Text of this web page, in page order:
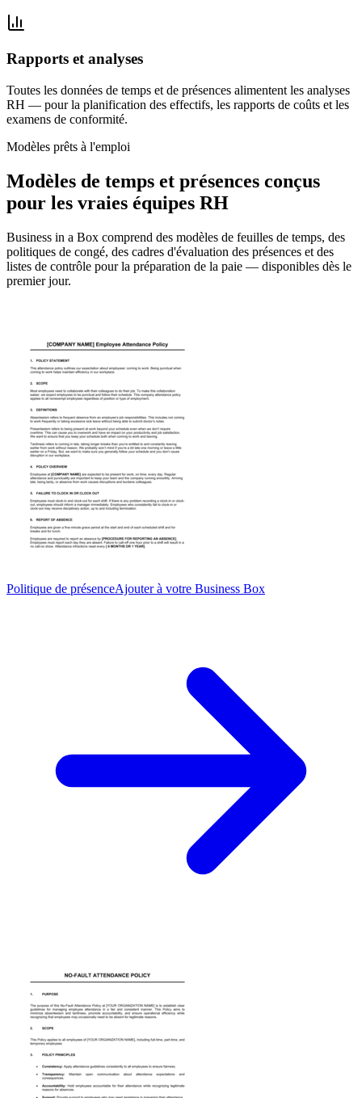
Rapports et analyses
Toutes les données de temps et de présences alimentent les analyses
RH — pour la planification des effectifs, les rapports de coûts et les
examens de conformité.
Modèles prêts à l'emploi
Modèles de temps et présences conçus
pour les vraies équipes RH
Business in a Box comprend des modèles de feuilles de temps, des
politiques de congé, des cadres d'évaluation des présences et des
listes de contrôle pour la préparation de la paie — disponibles dès le
premier jour.
Politique de présenceAjouter à votre Business Box